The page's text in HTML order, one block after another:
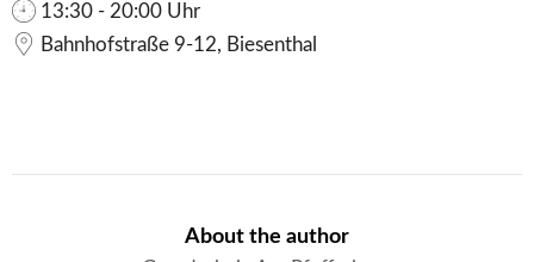
13:30 - 20:00 Uhr
Bahnhofstraße 9-12, Biesenthal
About the author